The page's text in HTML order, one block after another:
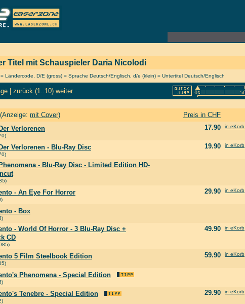
Titel mit Schauspieler Daria Nicolodi
Ländercode, D/E (gross) = Sprache Deutsch/Englisch, d/e (klein) = Untertitel Deutsch/Englisch
| zurück (1..10) weiter
mit Cover) Preis in CHF
Verlorenen
17.90 in eKorb
Verlorenen - Blu-Ray Disc 19.90 in eKorb
- Blu-Ray Disc - Limited Edition HD-
- An Eye For Horror 29.90 in eKorb
- Box
- World Of Horror - 3 Blu-Ray Disc +
CD
49.90 in eKorb
5 Film Steelbook Edition 59.90 in eKorb
Phenomena - Special Edition
Tenebre - Special Edition 29.90 in eKorb